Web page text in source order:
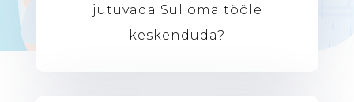
jutuvada Sul oma tööle
keskenduda?